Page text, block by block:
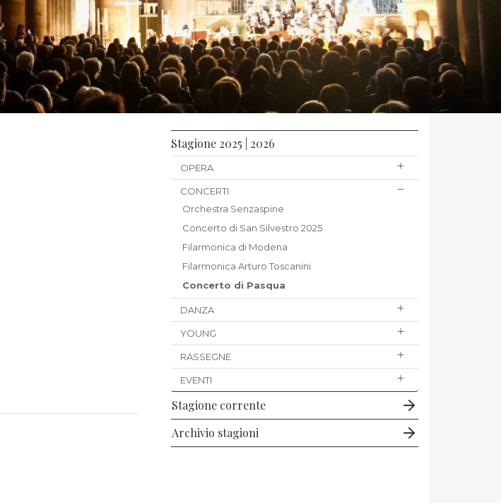
Stagione 2025 | 2026
OPERA
CONCERTI
Orchestra Senzaspine
Concerto di San Silvestro 2025
Filarmonica di Modena
Filarmonica Arturo Toscanini
Concerto di Pasqua
DANZA
YOUNG
RASSEGNE
EVENTI
Stagione corrente
Archivio stagioni